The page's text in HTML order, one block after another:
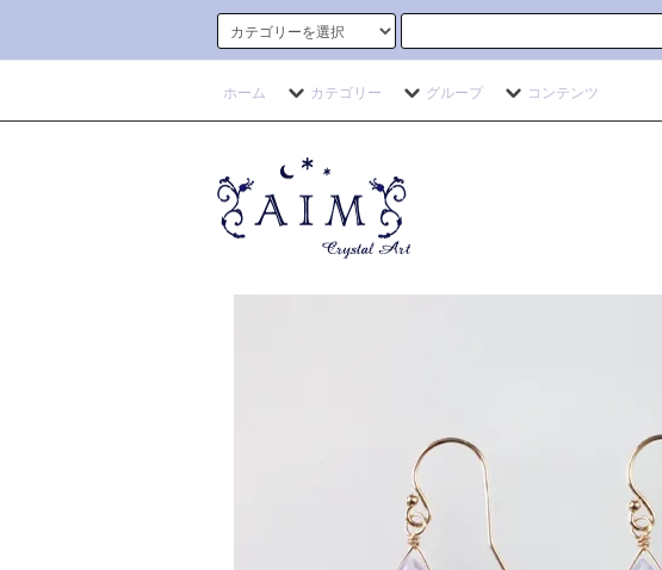
ホーム カテゴリー グループ コンテンツ